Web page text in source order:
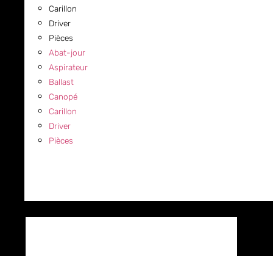
Carillon
Driver
Pièces
Abat-jour
Aspirateur
Ballast
Canopé
Carillon
Driver
Pièces